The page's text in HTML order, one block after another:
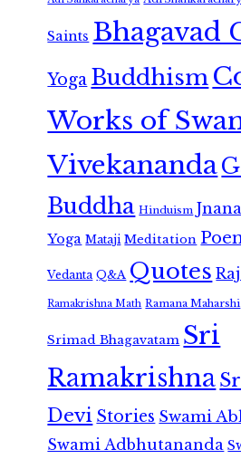
Saints Bhagavad
Yoga Buddhism
Works of
Vivekananda
Buddha Hinduism
Yoga Mataji Meditation
Vedanta Q&A Quotes
Ramakrishna Math Ramana Maharshi
Srimad Bhagavatam Sri
Ramakrishna
Devi Stories Swami
Swami Adbhutananda